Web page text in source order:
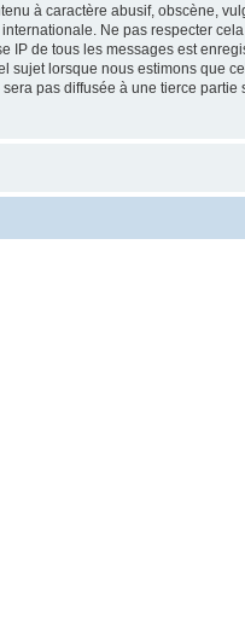
à caractère abusif, obscène,
Ne pas respecter
IP de tous les messages est
sujet lorsque nous estimons que
pas diffusée à une tierce